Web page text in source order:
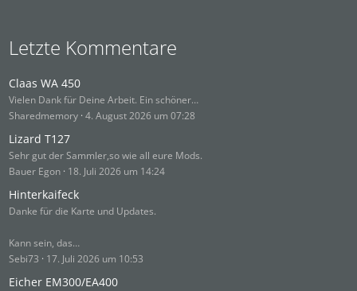
Letzte Kommentare
Claas WA 450
Vielen Dank für Deine Arbeit. Ein schöner…
Sharedmemory 4. August 2026 um 07:28
Lizard T127
Sehr gut der Sammler,so wie all eure Mods.
Bauer Egon 18. Juli 2026 um 14:24
Hinterkaifeck
Danke für die Karte und Updates.
Kann sein, das…
Sebi73
17. Juli 2026 um 10:53
Eicher EM300/EA400